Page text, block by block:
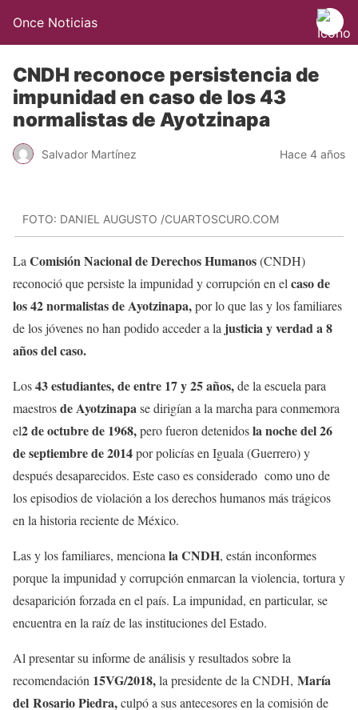
Once Noticias
CNDH reconoce persistencia de
impunidad en caso de los 43
normalistas de Ayotzinapa
Salvador Martínez Hace 4 años
FOTO: DANIEL AUGUSTO /CUARTOSCURO.COM
La Comisión Nacional de Derechos Humanos(CNDH)
reconoció que persiste la impunidad y corrupción en el caso de
los 42 normalistas de Ayotzinapa,por lo que las y los familiares
de los jóvenes no han podido acceder a la justicia y verdad a 8
años del caso.
Los43 estudiantes, de entre 17 y 25 años,de la escuela para
maestrosde Ayotzinapase dirigían a la marcha para conmemora
el2 de octubre de 1968,pero fueron detenidosla noche del 26
de septiembre de 2014por policías en Iguala (Guerrero) y
después desaparecidos. Este caso es considerado como uno de
los episodios de violación a los derechos humanos más trágicos
en la historia reciente de México.
Las y los familiares, menciona la CNDH, están inconformes
porque la impunidad y corrupción enmarcan la violencia, tortura y
desaparición forzada en el país. La impunidad, en particular, se
encuentra en la raíz de las instituciones del Estado.
Al presentar su informe de análisis y resultados sobre la
recomendación 15VG/2018,la presidente de la CNDH, María
del Rosario Piedra,culpó a sus antecesores en la comisión de